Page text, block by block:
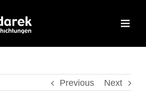
Previous Next